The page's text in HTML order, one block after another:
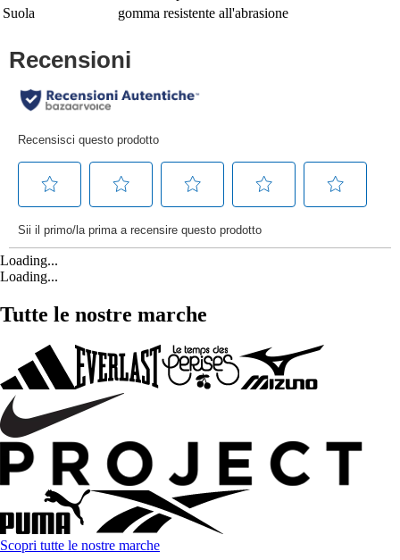
Suola
gomma resistente all'abrasione
Loading...
Loading...
Tutte le nostre marche
Scopri tutte le nostre marche